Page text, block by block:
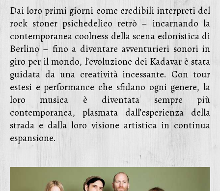
Dai loro primi giorni come credibili interpreti del
rock stoner psichedelico retrò – incarnando la
contemporanea coolness della scena edonistica di
Berlino – fino a diventare avventurieri sonori in
giro per il mondo, l’evoluzione dei Kadavar è stata
guidata da una creatività incessante. Con tour
estesi e performance che sfidano ogni genere, la
loro musica è diventata sempre più
contemporanea, plasmata dall’esperienza della
strada e dalla loro visione artistica in continua
espansione.